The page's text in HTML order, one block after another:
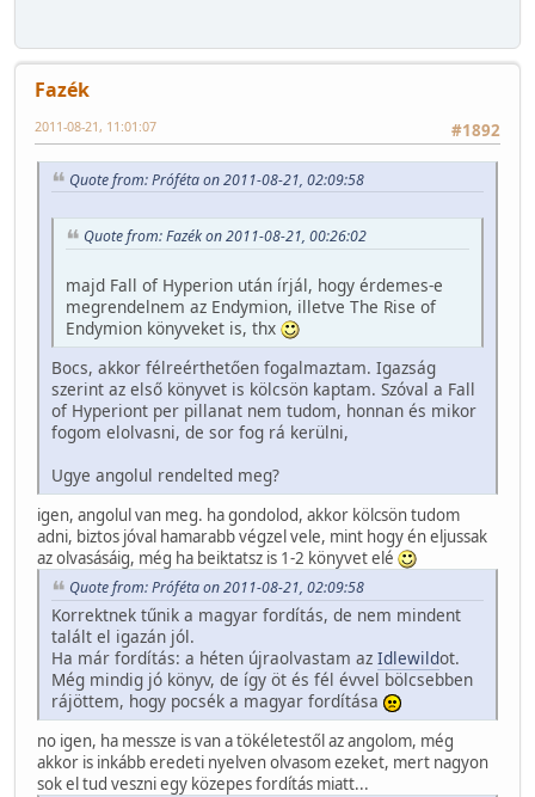
Fazék
#1892
2011-08-21, 11:01:07
Quote from: Próféta on 2011-08-21, 02:09:58
Quote from: Fazék on 2011-08-21, 00:26:02
majd Fall of Hyperion után írjál, hogy érdemes-e
megrendelnem az Endymion, illetve The Rise of
Endymion könyveket is, thx
Bocs, akkor félreérthetően fogalmaztam. Igazság
szerint az első könyvet is kölcsön kaptam. Szóval a Fall
of Hyperiont per pillanat nem tudom, honnan és mikor
fogom elolvasni, de sor fog rá kerülni,
Ugye angolul rendelted meg?
igen, angolul van meg. ha gondolod, akkor kölcsön tudom
adni, biztos jóval hamarabb végzel vele, mint hogy én eljussak
az olvasásáig, még ha beiktatsz is 1-2 könyvet elé
Quote from: Próféta on 2011-08-21, 02:09:58
Korrektnek tűnik a magyar fordítás, de nem mindent
talált el igazán jól.
Ha már fordítás: a héten újraolvastam az Idlewildot.
Még mindig jó könyv, de így öt és fél évvel bölcsebben
rájöttem, hogy pocsék a magyar fordítása
no igen, ha messze is van a tökéletestől az angolom, még
akkor is inkább eredeti nyelven olvasom ezeket, mert nagyon
sok el tud veszni egy közepes fordítás miatt...